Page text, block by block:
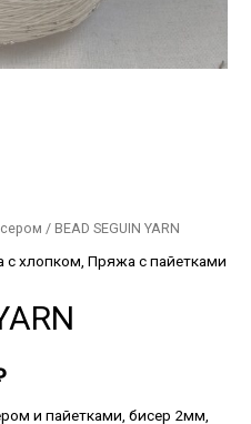
/ BEAD SEGUIN YARN
с хлопком, Пряжа с пайетками
и пайетками, бисер 2мм,